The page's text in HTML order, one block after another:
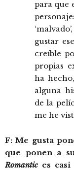
para que
gustar
creíble
propias
ha
alguna
de la
me he
F: Me gusta
que ponen a
Romantic es